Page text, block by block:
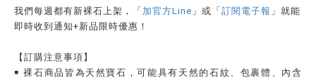
我們每週都有新裸石上架，「 加官方Line 」或「 訂閱電子報 」就能
即時收到通知+新品限時優惠！
【訂購注意事項】
￭ 裸石商品 皆為天 然寶石，可能具有天然的石紋、包裹體、內含